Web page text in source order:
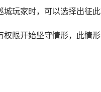
玩家时，可以选择出征此
权限开始坚守情形，此情